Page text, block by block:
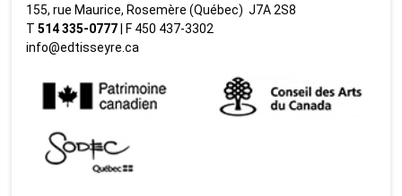
155, rue Maurice, Rosemère (Québec) J7A 2S8
T514 335‑0777 | F 450 437‑3302
info@edtisseyre.ca